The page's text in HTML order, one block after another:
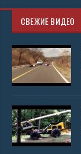
СВЕЖИЕ ВИДЕО